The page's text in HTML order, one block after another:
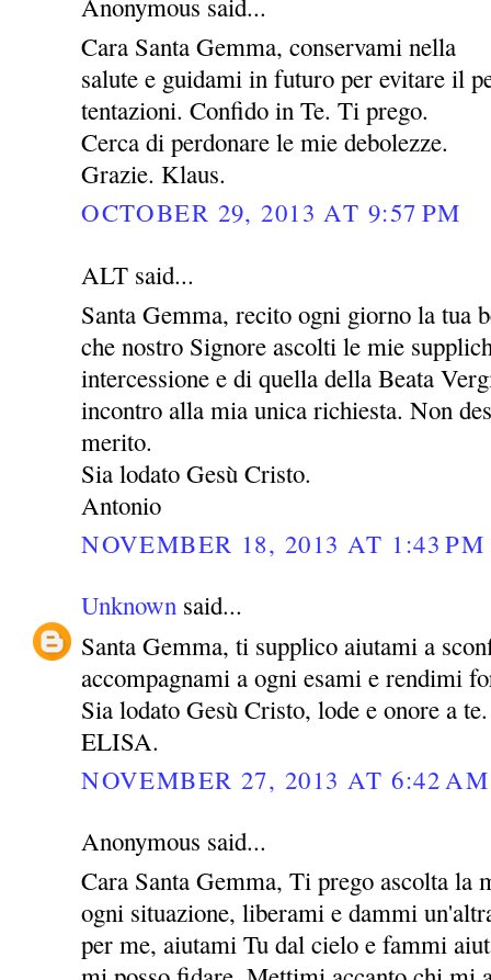
Cara Santa Gemma, conservami nella
salute e guidami in futuro per evitare il
tentazioni. Confido in Te. Ti prego.
Cerca di perdonare le mie debolezze.
Grazie. Klaus.
OCTOBER 29, 2013 AT 9:57 PM
ALT said...
Santa Gemma, recito ogni giorno la tua
che nostro Signore ascolti le mie
intercessione e di quella della Beata
incontro alla mia unica richiesta. Non
merito.
Sia lodato Gesù Cristo.
Antonio
NOVEMBER 18, 2013 AT 1:43 PM
Unknown said...
Santa Gemma, ti supplico aiutami a
accompagnami a ogni esami e rendimi
Sia lodato Gesù Cristo, lode e onore a te.
ELISA.
NOVEMBER 27, 2013 AT 6:42 AM
Anonymous said...
Cara Santa Gemma, Ti prego ascolta la
ogni situazione, liberami e dammi
per me, aiutami Tu dal cielo e fammi